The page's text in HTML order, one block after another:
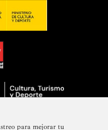
para mejorar tu